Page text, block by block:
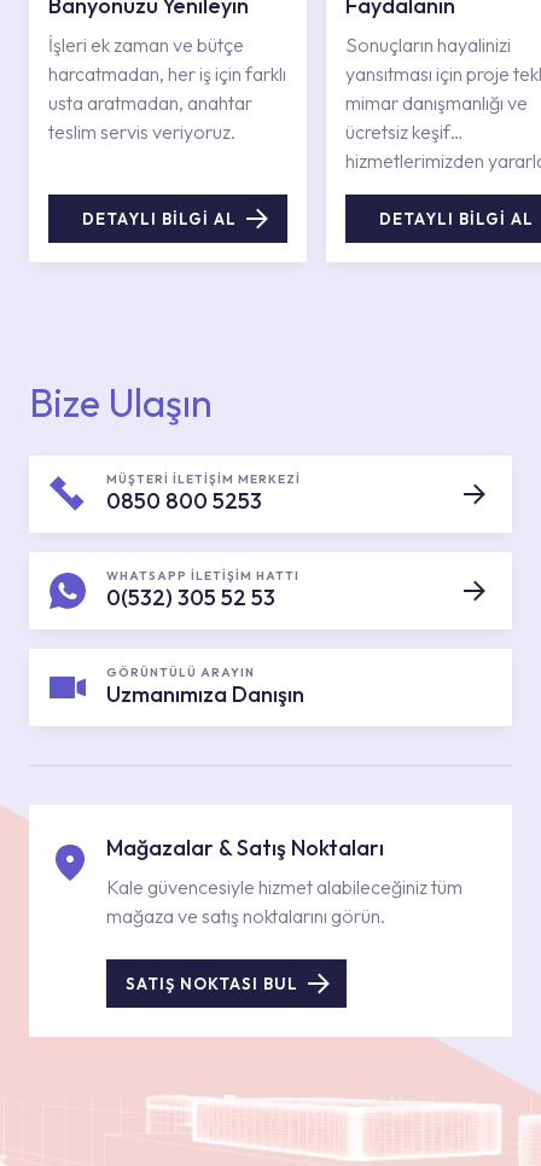
İşleri ek zaman ve bütçe
harcatmadan, her iş için farklı
usta aratmadan, anahtar
teslim servis veriyoruz.
DETAYLI BİLGİ AL
Sonuçların hayalinizi
yansıtması için proje
mimar danışmanlığı ve
ücretsiz keşif
hizmetlerimizden
DETAYLI BİLGİ AL
Bize Ulaşın
MÜŞTERİ İLETİŞİM MERKEZİ
0850 800 5253
WHATSAPP İLETİŞİM HATTI
0(532) 305 52 53
GÖRÜNTÜLÜ ARAYIN
Uzmanımıza Danışın
Mağazalar & Satış Noktaları
Kale güvencesiyle hizmet alabileceğiniz tüm
mağaza ve satış noktalarını görün.
SATIŞ NOKTASI BUL